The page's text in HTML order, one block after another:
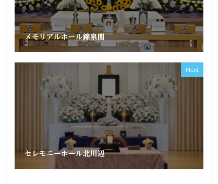
メモリアルホール錦泉閣
Next
セレモニーホール北川辺